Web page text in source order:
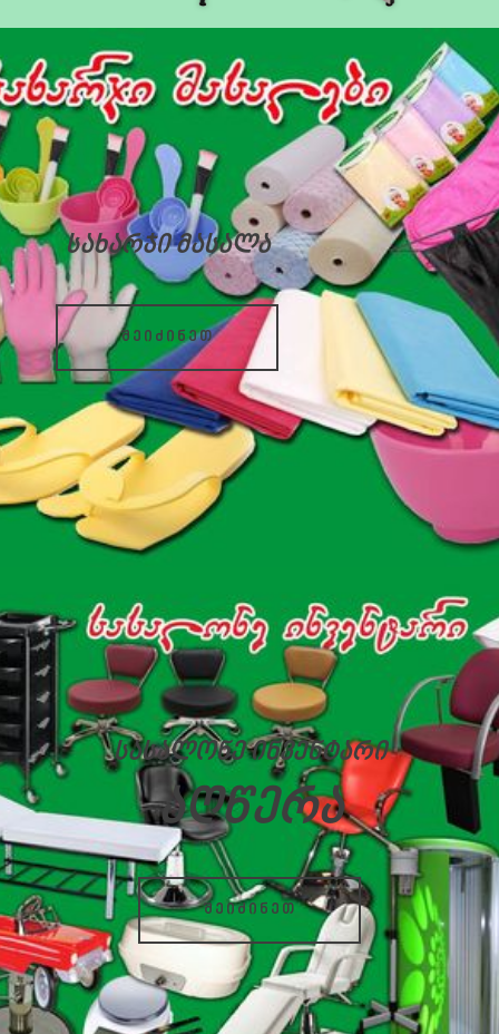
სახარჯი მასალა
შეიძინეთ
სასალონე ინვენტარი
აღწერა
შეიძინეთ